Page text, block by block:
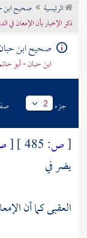
تراجم الأعلام
الرئيسية صحيح ابن
ذكر الإخبار بأن الإمعان في
صحيح ابن
ابن حبان - أبو
جزء 2
[ص: [
يضر في
العقبى كما أن